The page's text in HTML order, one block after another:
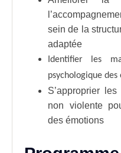
sein de la
adaptée
Identifier les
psychologique des
S’approprier
non violente
des émotions